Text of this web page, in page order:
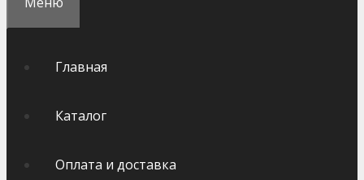
Главная
Каталог
Оплата и доставка